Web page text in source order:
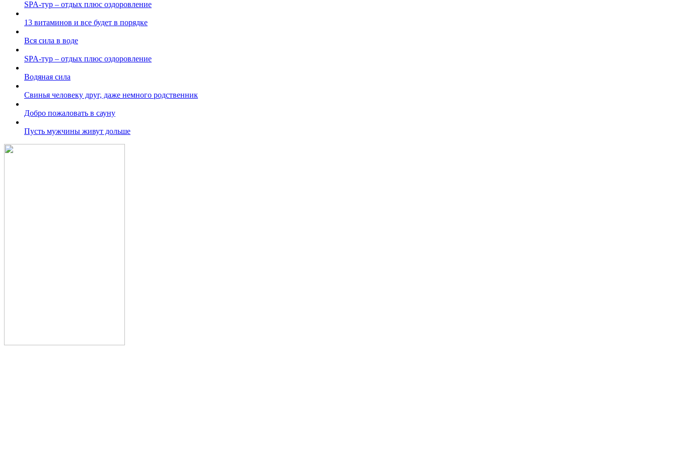
SPA-тур – отдых плюс оздоровление
13 витаминов и все будет в порядке
Вся сила в воде
SPA-тур – отдых плюс оздоровление
Водяная сила
Свинья человеку друг, даже немного родственник
Добро пожаловать в сауну
Пусть мужчины живут дольше